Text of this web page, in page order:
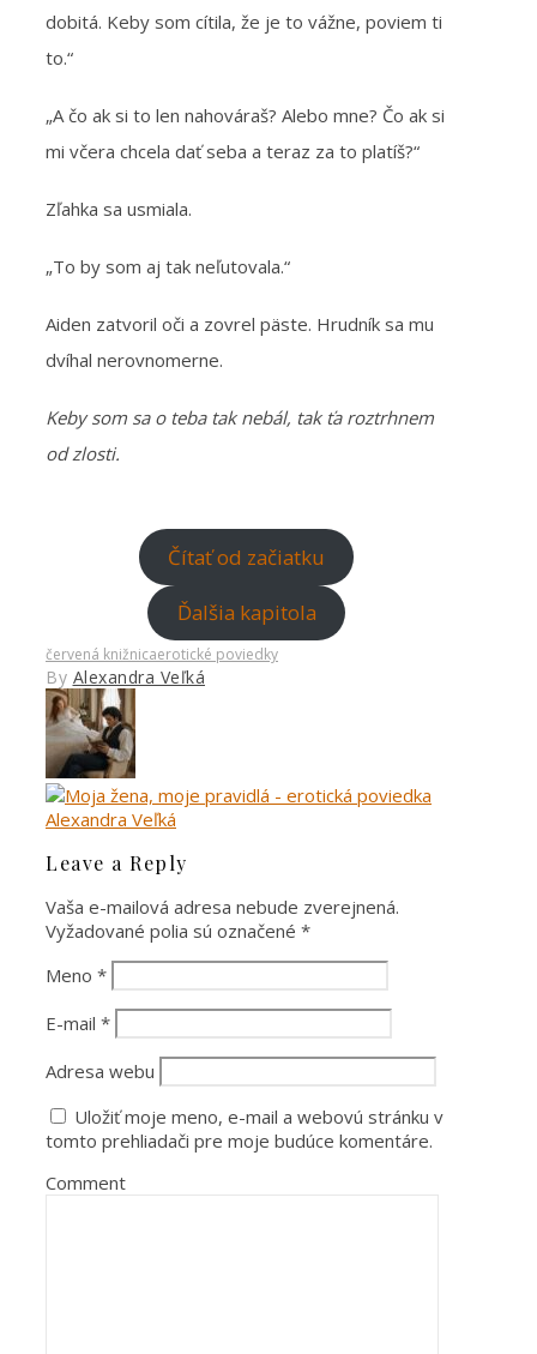
dobitá. Keby som cítila, že je to vážne, poviem ti
to.“
„A čo ak si to len nahováraš? Alebo mne? Čo ak si
mi včera chcela dať seba a teraz za to platíš?“
Zľahka sa usmiala.
„To by som aj tak neľutovala.“
Aiden zatvoril oči a zovrel päste. Hrudník sa mu
dvíhal nerovnomerne.
Keby som sa o teba tak nebál, tak ťa roztrhnem
od zlosti.
Čítať od začiatku
Ďalšia kapitola
červená knižnicaerotické poviedky
By Alexandra Veľká
Leave a Reply
Vaša e-mailová adresa nebude zverejnená.
Vyžadované polia sú označené *
Meno *
E-mail *
Adresa webu
Uložiť moje meno, e-mail a webovú stránku v
tomto prehliadači pre moje budúce komentáre.
Comment